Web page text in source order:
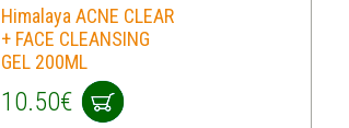
Himalaya ACNE CLEAR
+ FACE CLEANSING
GEL 200ML
10.50€